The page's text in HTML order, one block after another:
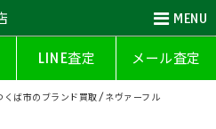
MENU
LINE査定 メール査定
くば市のブランド買取/ネヴァーフル